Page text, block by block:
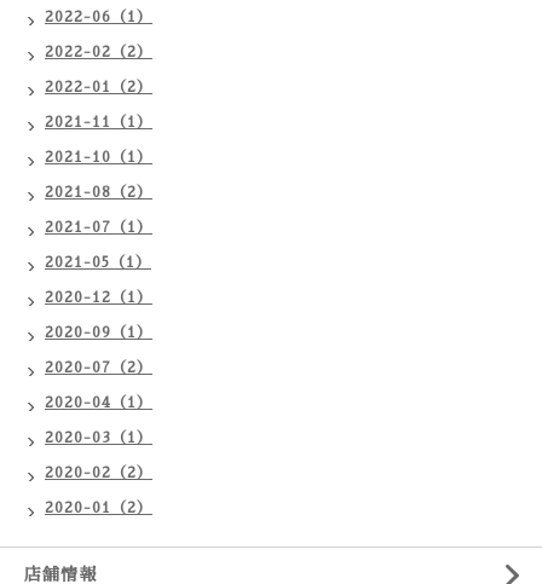
2022-06（1）
2022-02（2）
2022-01（2）
2021-11（1）
2021-10（1）
2021-08（2）
2021-07（1）
2021-05（1）
2020-12（1）
2020-09（1）
2020-07（2）
2020-04（1）
2020-03（1）
2020-02（2）
2020-01（2）
店舗情報